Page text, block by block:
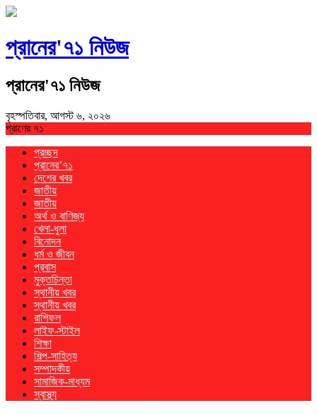
প্রানের'৭১ নিউজ
প্রানের'৭১ নিউজ
বৃহস্পতিবার, আগস্ট ৬, ২০২৬
প্রাণের ৭১
প্রচ্ছদ
প্রানের’৭১
দেশের খবর
জাতীয়
জাতীয়
অর্থ ও বাণিজ্য
খেলা-ধুলা
বিনোদন
ধর্ম ও জীবন
প্রবাস
মুক্তচিন্তা
স্থানীয় খবর
স্থানীয় খবর
রাশিফল
লাইফ-স্টাইল
শিক্ষা
শিল্প-সাহিত্য
সম্পাদকীয়
সামাজিক-মাধ্যম
স্বাস্থ্য